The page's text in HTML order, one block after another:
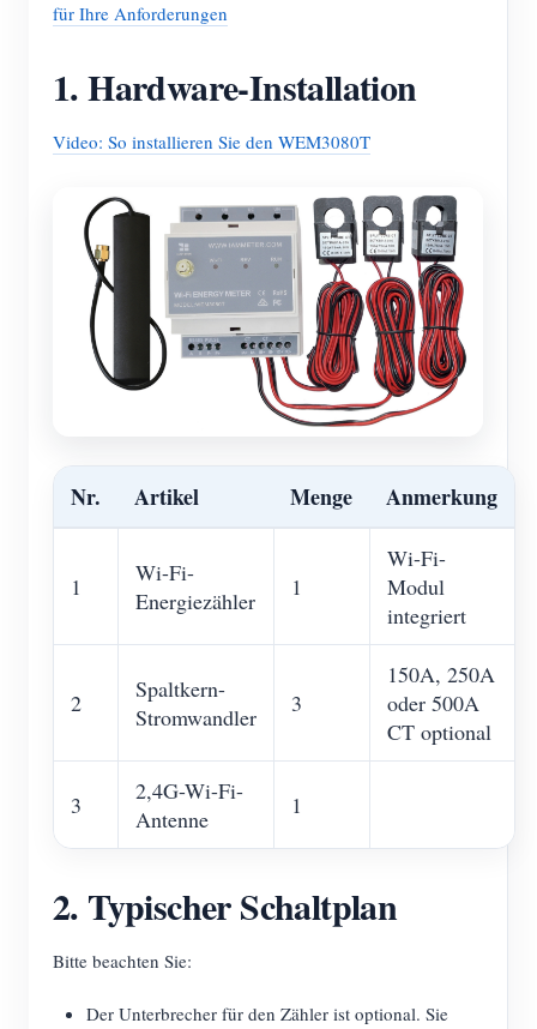
für Ihre Anforderungen
1. Hardware-Installation
Video: So installieren Sie den WEM3080T
Nr. Artikel Menge Anmerkung
1
Wi-Fi-
Energiezähler
1
Wi-Fi-
Modul
integriert
2
Spaltkern-
Stromwandler
3
150A, 250A
oder 500A
CT optional
3
2,4G-Wi-Fi-
Antenne
1
2. Typischer Schaltplan
Bitte beachten Sie:
Der Unterbrecher für den Zähler ist optional. Sie